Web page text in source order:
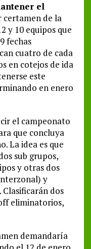
el
de la
y 10 equipos que
fechas
cuatro de cada
en cotejos de ida
este
en enero
el campeonato
que concluya
La idea es que
sub grupos,
y otras dos
y
dos
eliminatorios,
demandaría